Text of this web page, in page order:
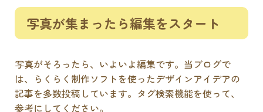
写真が集まったら編集をスタート
写真がそろったら、いよいよ編集です。当ブログで
は、らくらく制作ソフトを使ったデザインアイデアの
記事を多数投稿しています。タグ検索機能を使って、
参考にしてください。